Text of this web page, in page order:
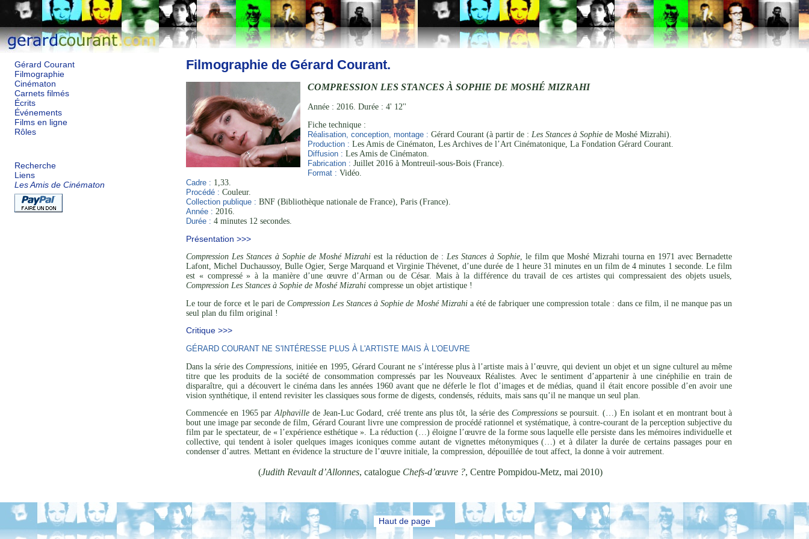
Gérard Courant
Filmographie
Cinématon
Carnets filmés
Écrits
Événements
Films en ligne
Rôles
Recherche
Liens
Les Amis de Cinématon
Filmographie de Gérard Courant.
COMPRESSION LES STANCES À SOPHIE DE MOSHÉ MIZRAHI
Année : 2016. Durée : 4' 12''
Fiche technique :
Réalisation, conception, montage : Gérard Courant (à partir de : Les Stances à Sophie de Moshé Mizrahi).
Production : Les Amis de Cinématon, Les Archives de l’Art Cinématonique, La Fondation Gérard Courant.
Diffusion : Les Amis de Cinématon.
Fabrication : Juillet 2016 à Montreuil-sous-Bois (France).
Format : Vidéo.
Cadre : 1,33.
Procédé : Couleur.
Collection publique : BNF (Bibliothèque nationale de France), Paris (France).
Année : 2016.
Durée : 4 minutes 12 secondes.
Présentation >>>
Compression Les Stances à Sophie de Moshé Mizrahi est la réduction de :Les Stances à Sophie, le film que Moshé Mizrahi tourna en 1971 avec Bernadette
Lafont, Michel Duchaussoy, Bulle Ogier, Serge Marquand et Virginie Thévenet, d’une durée de 1 heure 31 minutes en un film de 4 minutes 1 seconde. Le film
est « compressé » à la manière d’une œuvre d’Arman ou de César. Mais à la différence du travail de ces artistes qui compressaient des objets usuels,
Compression Les Stances à Sophie de Moshé Mizrahi compresse un objet artistique !
Le tour de force et le pari de Compression Les Stances à Sophie de Moshé Mizrahia été de fabriquer une compression totale : dans ce film, il ne manque pas un
seul plan du film original !
Critique >>>
GÉRARD COURANT NE S'INTÉRESSE PLUS À L'ARTISTE MAIS À L'OEUVRE
Dans la série desCompressions , initiée en 1995, Gérard Courant ne s’intéresse plus à l’artiste mais à l’œuvre, qui devient un objet et un signe culturel au même
titre que les produits de la société de consommation compressés par les Nouveaux Réalistes. Avec le sentiment d’appartenir à une cinéphilie en train de
disparaître, qui a découvert le cinéma dans les années 1960 avant que ne déferle le flot d’images et de médias, quand il était encore possible d’en avoir une
vision synthétique, il entend revisiter les classiques sous forme de digests, condensés, réduits, mais sans qu’il ne manque un seul plan.
Commencée en 1965 parAlphaville de Jean-Luc Godard, créé trente ans plus tôt, la série des Compressionsse poursuit. (…) En isolant et en montrant bout à
bout une image par seconde de film, Gérard Courant livre une compression de procédé rationnel et systématique, à contre-courant de la perception subjective du
film par le spectateur, de « l’expérience esthétique ». La réduction (…) éloigne l’œuvre de la forme sous laquelle elle persiste dans les mémoires individuelle et
collective, qui tendent à isoler quelques images iconiques comme autant de vignettes métonymiques (…) et à dilater la durée de certains passages pour en
condenser d’autres. Mettant en évidence la structure de l’œuvre initiale, la compression, dépouillée de tout affect, la donne à voir autrement.
(Judith Revault d’Allonnes, catalogue Chefs-d’œuvre ?, Centre Pompidou-Metz, mai 2010)
Haut de page